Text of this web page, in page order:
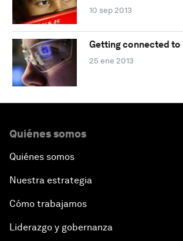
10 sep 2013
Getting connected
25 ene 2013
Quiénes somos
Quiénes somos
Nuestra estrategia
Cómo trabajamos
Liderazgo y gobernanza